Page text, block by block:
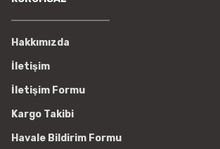
Hakkımızda
İletişim
İletişim Formu
Kargo Takibi
Havale Bildirim Formu